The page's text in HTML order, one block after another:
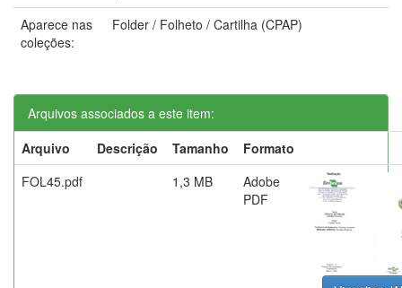
Aparece nas
coleções:
Folder / Folheto / Cartilha (CPAP)
Arquivos associados a este item:
Arquivo
Descrição Tamanho
Formato
FOL45.pdf
1,3 MB
Adobe
PDF